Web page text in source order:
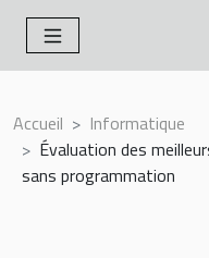
Accueil
Informatique
Évaluation des
sans programmation